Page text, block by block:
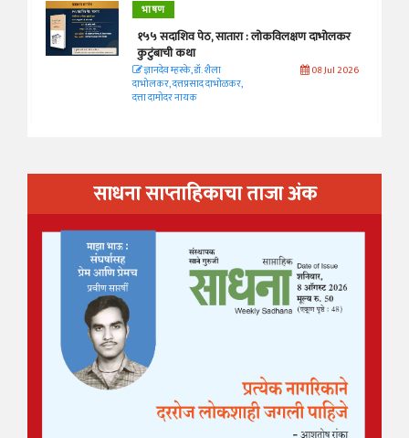
भाषण
१५५ सदाशिव पेठ, सातारा : लोकविलक्षण दाभोलकर
कुटुंबाची कथा
ज्ञानदेव म्हस्के, डॉ. शैला
दाभोलकर, दत्तप्रसाद दाभोळकर,
दत्ता दामोदर नायक
08 Jul 2026
साधना साप्ताहिकाचा ताजा अंक